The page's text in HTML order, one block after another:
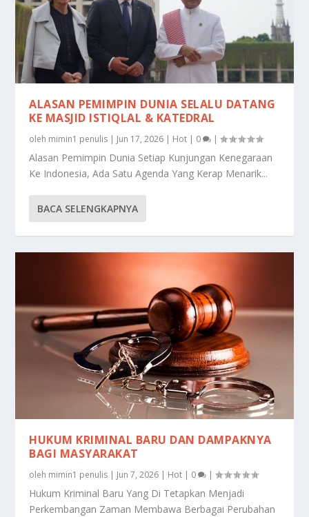
ALASAN PEMIMPIN DUNIA SELALU DATANG
KE MASJID ISTIQLAL & KATEDRAL
oleh mimin1 penulis | Jun 17, 2026 | Hot | 0 |
Alasan Pemimpin Dunia Setiap Kunjungan Kenegaraan
Ke Indonesia, Ada Satu Agenda Yang Kerap Menarik...
BACA SELENGKAPNYA
HUKUM KRIMINAL BARU DAN DAMPAKNYA
BAGI MASYARAKAT
oleh mimin1 penulis | Jun 7, 2026 | Hot | 0 |
Hukum Kriminal Baru Yang Di Tetapkan Menjadi
Perkembangan Zaman Membawa Berbagai Perubahan